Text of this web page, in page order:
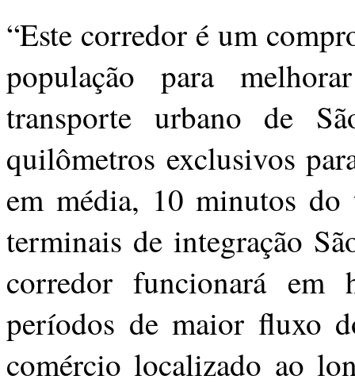
“Este corredor é um
população para
transporte urbano de
quilômetros exclusivos
em média, 10 minutos do
terminais de integração
corredor funcionará em
períodos de maior fluxo
comércio localizado ao